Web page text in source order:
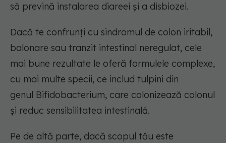
să prevină instalarea diareei și a disbiozei.
Dacă te confrunți cu sindromul de colon iritabil,
balonare sau tranzit intestinal neregulat, cele
mai bune rezultate le oferă formulele complexe,
cu mai multe specii, ce includ tulpini din
genul Bifidobacterium, care colonizează colonul
și reduc sensibilitatea intestinală.
Pe de altă parte, dacă scopul tău este